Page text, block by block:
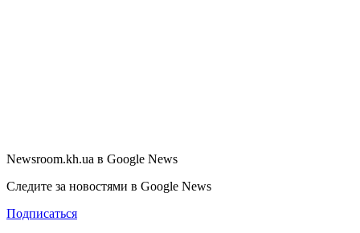
Newsroom.kh.ua в Google News
Следите за новостями в Google News
Подписаться